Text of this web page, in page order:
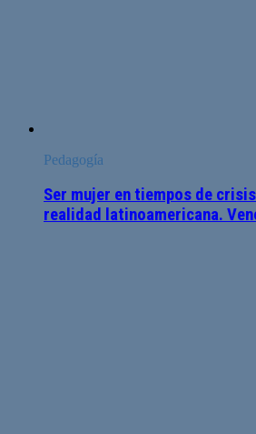
Pedagogía
Ser mujer en tiempos de
realidad latinoamericana.